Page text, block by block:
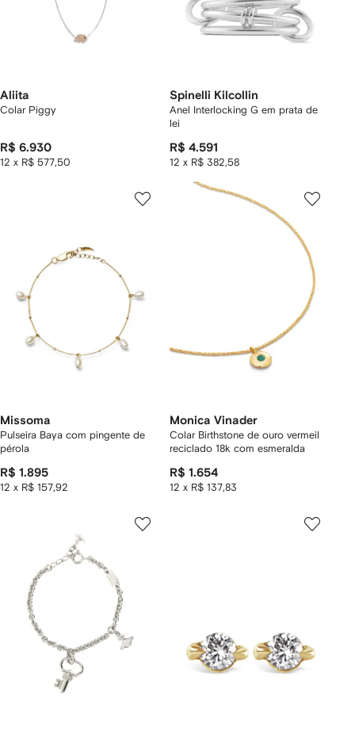
Aliita
Colar Piggy
R$ 6.930
12 x R$ 577,50
Spinelli Kilcollin
Anel Interlocking G em prata de
lei
R$ 4.591
12 x R$ 382,58
Missoma
Pulseira Baya com pingente de
pérola
R$ 1.895
12 x R$ 157,92
Monica Vinader
Colar Birthstone de ouro vermeil
reciclado 18k com esmeralda
R$ 1.654
12 x R$ 137,83